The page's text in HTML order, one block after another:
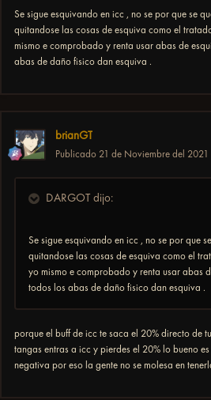
Se sigue esquivando en icc , no se por que se
quitandose las cosas de esquiva como el
mismo e comprobado y renta usar abas de
abas de daño fisico dan esquiva .
brianGT
Publicado 21 de Noviembre del 2021
DARGOT dijo:
Se sigue esquivando en icc , no se por que
quitandose las cosas de esquiva como el
yo mismo e comprobado y renta usar abas
todos los abas de daño fisico dan esquiva .
porque el buff de icc te saca el 20% directo de
tangas entras a icc y pierdes el 20% lo bueno
negativa por eso la gente no se molesa en